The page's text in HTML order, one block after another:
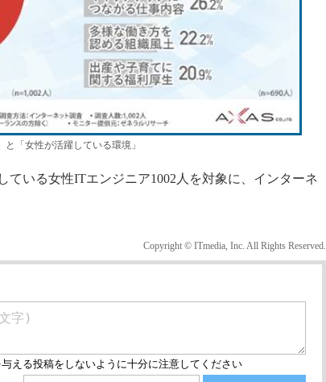
「女性が活躍している環境」
いる女性ITエンジニア1002人を対象に、インターネ
Copyright © ITmedia, Inc. All Rights Reserved.